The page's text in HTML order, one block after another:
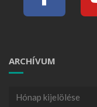
ARCHÍVUM